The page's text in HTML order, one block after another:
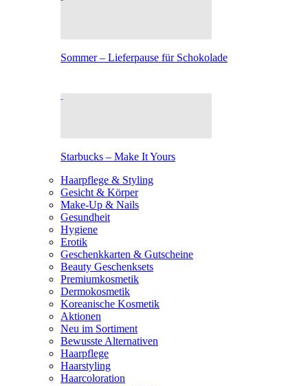
Sommer – Lieferpause für Schokolade
Starbucks – Make It Yours
Haarpflege & Styling
Gesicht & Körper
Make-Up & Nails
Gesundheit
Hygiene
Erotik
Geschenkkarten & Gutscheine
Beauty Geschenksets
Premiumkosmetik
Dermokosmetik
Koreanische Kosmetik
Aktionen
Neu im Sortiment
Bewusste Alternativen
Haarpflege
Haarstyling
Haarcoloration